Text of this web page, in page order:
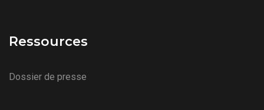
Ressources
Dossier de presse